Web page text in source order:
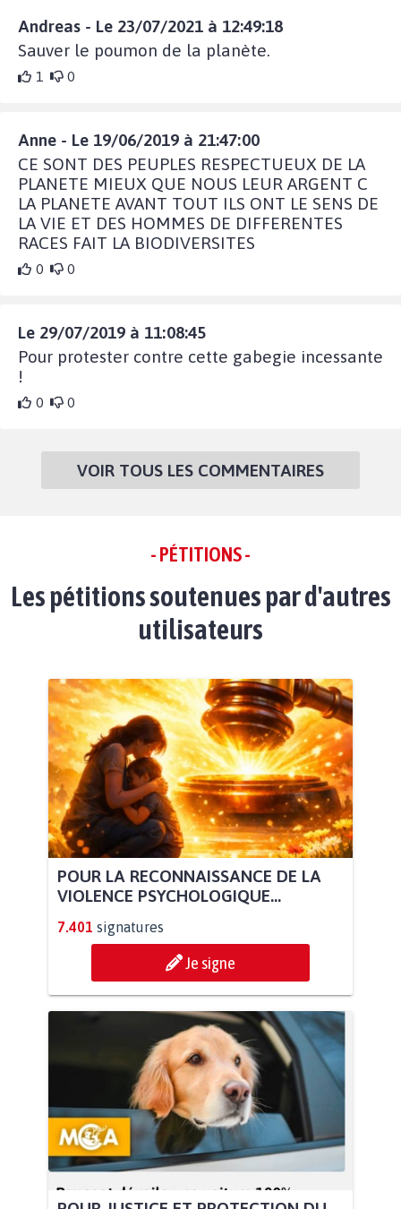
Andreas - Le 23/07/2021 à 12:49:18
Sauver le poumon de la planète.
1 0
Anne - Le 19/06/2019 à 21:47:00
CE SONT DES PEUPLES RESPECTUEUX DE LA
PLANETE MIEUX QUE NOUS LEUR ARGENT C
LA PLANETE AVANT TOUT ILS ONT LE SENS DE
LA VIE ET DES HOMMES DE DIFFERENTES
RACES FAIT LA BIODIVERSITES
0 0
Le 29/07/2019 à 11:08:45
Pour protester contre cette gabegie incessante
!
0 0
VOIR TOUS LES COMMENTAIRES
- PÉTITIONS -
Les pétitions soutenues par d'autres
utilisateurs
POUR LA RECONNAISSANCE DE LA
VIOLENCE PSYCHOLOGIQUE...
7.401 signatures
Je signe